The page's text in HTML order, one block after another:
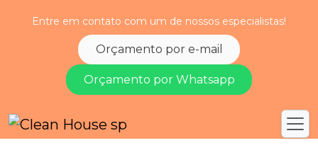
Entre em contato com um de nossos especialistas!
Orçamento por e-mail
Orçamento por Whatsapp